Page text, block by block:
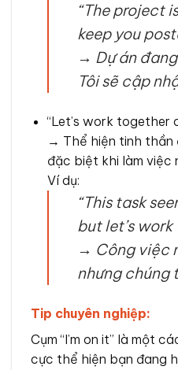
“The project
keep you
→ Dự án
Tôi sẽ cập
“Let’s work together
→ Thể hiện tinh thần
đặc biệt khi làm việc
Ví dụ:
“This task
but let’s
→ Công việc
nhưng chúng
Tip chuyên nghiệp:
Cụm “I’m on it” là một
cực thể hiện bạn đang